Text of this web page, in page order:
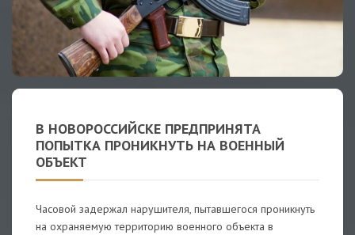
В НОВОРОССИЙСКЕ ПРЕДПРИНЯТА
ПОПЫТКА ПРОНИКНУТЬ НА ВОЕННЫЙ
ОБЪЕКТ
Часовой задержал нарушителя, пытавшегося проникнуть
на охраняемую территорию военного объекта в